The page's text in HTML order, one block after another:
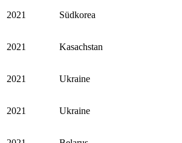
2021 Südkorea
2021 Kasachstan
2021 Ukraine
2021 Ukraine